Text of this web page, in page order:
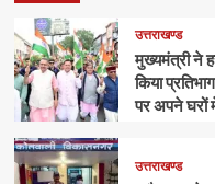
उत्तराखण्ड
मुख्यमंत्री ने
किया
पर अपने घरों
उत्तराखण्ड